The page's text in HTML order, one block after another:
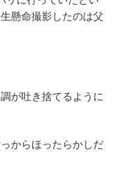
懸命撮影したのは父
が吐き捨てるように
からほったらかしだ